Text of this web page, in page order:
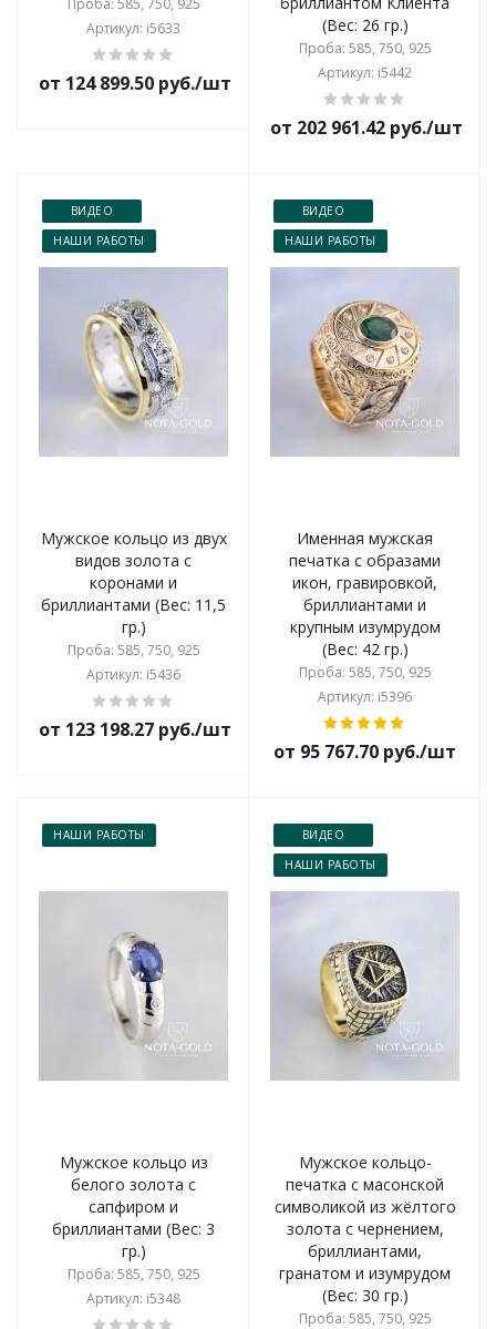
Проба: 585, 750, 925
Артикул: i5633
от 124 899.50 руб./шт
(Вес: 26 гр.)
Проба: 585, 750, 925
Артикул: i5442
от 202 961.42 руб./шт
ВИДЕО
НАШИ РАБОТЫ
Мужское кольцо из двух
видов золота с
коронами и
бриллиантами (Вес: 11,5
гр.)
Проба: 585, 750, 925
Артикул: i5436
от 123 198.27 руб./шт
ВИДЕО
НАШИ РАБОТЫ
Именная мужская
печатка с образами
икон, гравировкой,
бриллиантами и
крупным изумрудом
(Вес: 42 гр.)
Проба: 585, 750, 925
Артикул: i5396
от 95 767.70 руб./шт
НАШИ РАБОТЫ
Мужское кольцо из
белого золота с
сапфиром и
бриллиантами (Вес: 3
гр.)
Проба: 585, 750, 925
Артикул: i5348
ВИДЕО
НАШИ РАБОТЫ
Мужское кольцо-
печатка с масонской
символикой из жёлтого
золота с чернением,
бриллиантами,
гранатом и изумрудом
(Вес: 30 гр.)
Проба: 585, 750, 925